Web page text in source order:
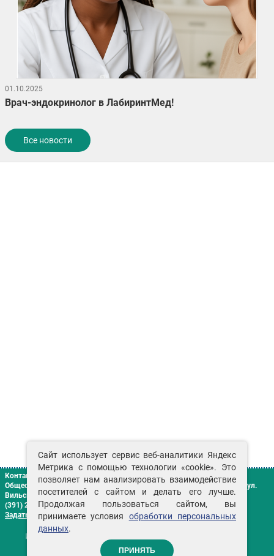
01.10.2025
Врач-эндокринолог в ЛабиринтМед!
Все новости
Контакты
Общество с ограниченной ответственностью «Сенат»
г. Красноярск
ул.
Вильского, д. 16 «Г»
(391) 2-906-306
Задать вопрос
ИМЕЮТСЯ ПРОТИВОПОКАЗАНИЯ НЕОБХОДИМА
КОНСУЛЬТАЦИЯ СПЕЦИАЛИСТА
Сайт использует сервис веб-аналитики Яндекс
Метрика с помощью технологии «cookie». Это
позволяет нам анализировать взаимодействие
посетителей с сайтом и делать его лучше.
Продолжая пользоваться сайтом, вы
принимаете условия обработки персональных
данных.
ПРИНЯТЬ